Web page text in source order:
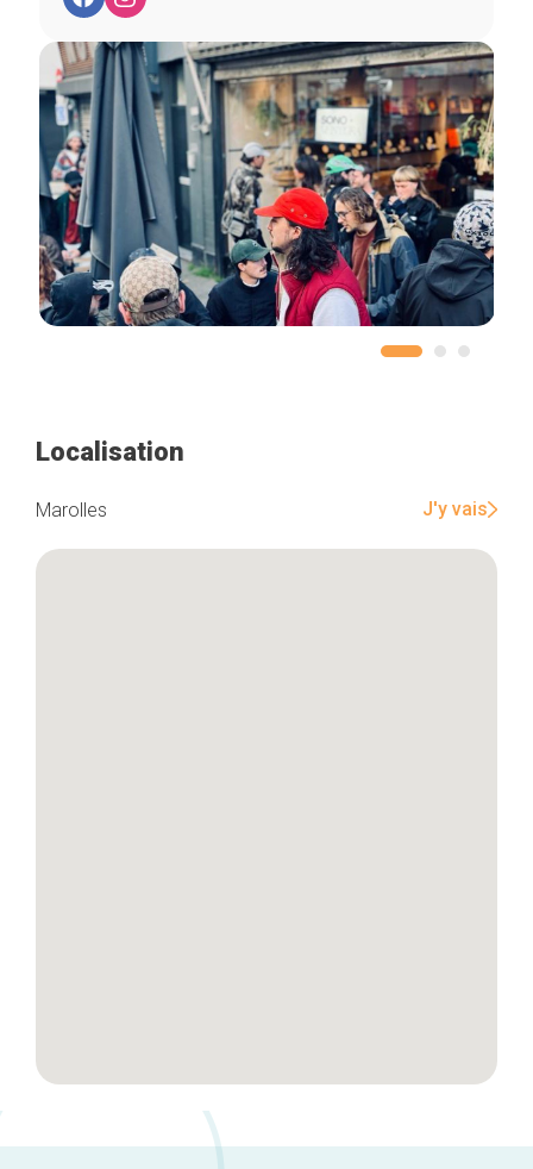
Localisation
Marolles J'y vais